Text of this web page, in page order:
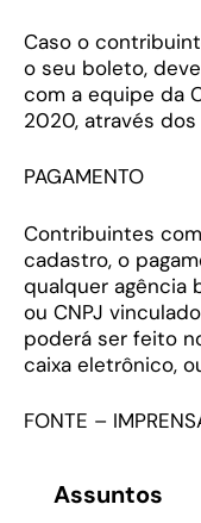
Caso o
o seu boleto,
com a equipe da
2020, através
PAGAMENTO
Contribuintes
cadastro, o
qualquer agência
ou CNPJ
poderá ser feito
caixa eletrônico,
FONTE –
Assuntos